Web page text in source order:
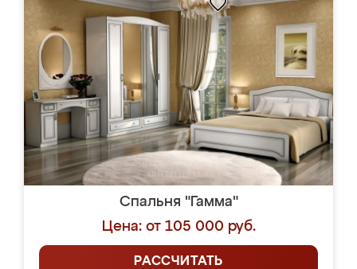
Спальня "Гамма"
Цена: от 105 000 руб.
РАССЧИТАТЬ